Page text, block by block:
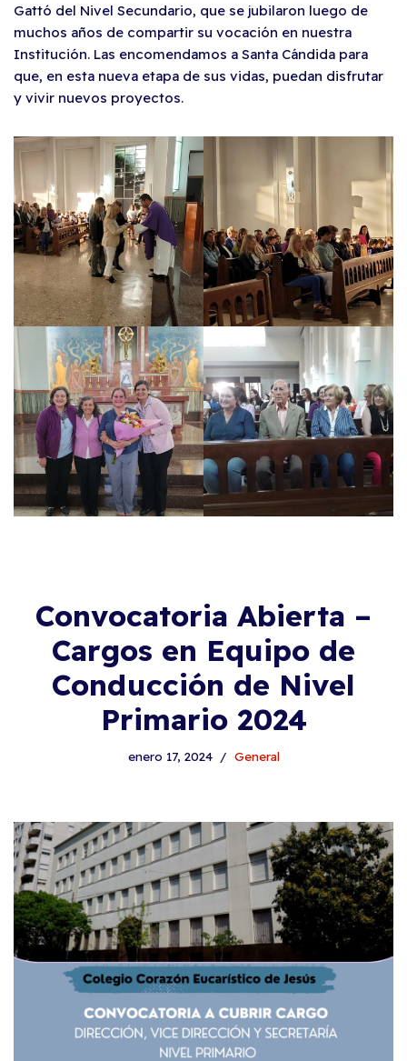
Gattó del Nivel Secundario, que se jubilaron luego de
muchos años de compartir su vocación en nuestra
Institución. Las encomendamos a Santa Cándida para
que, en esta nueva etapa de sus vidas, puedan disfrutar
y vivir nuevos proyectos.
Convocatoria Abierta –
Cargos en Equipo de
Conducción de Nivel
Primario 2024
enero 17, 2024 General